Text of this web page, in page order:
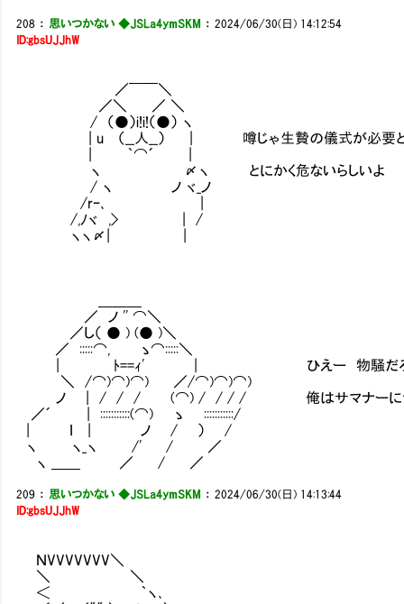
208 ： 思いつかない ◆JSLa4ymSKM ：2024/06/30(日) 14:12:54
ID:gbsUJJhW
／￣￣＼
／＼ ／ ＼
/ （●）i!i!（●） ヽ
| u （__人__） | 噂じゃ生贄の儀式が必要とかな
| ｀⌒´ |
ヽ 〆ヽ とにかく危ないらしいよ
/ ヽ ノ ヾ_ノ
/rｰ､ |
/,ﾉヾ ,> | /
ヽヽ〆| |
／ ノ '' ⌒＼
／し（ ● ) (● )＼
／ :::::⌒, ゝ⌒:::::＼
| ﾄ==ｨ' | ひえー 物騒だ
＼ /⌒)⌒)⌒) ／/⌒)⌒)⌒)
ノ | / / / (⌒) / / / / 俺はサマナーにジョブチ
／´ | :::::::::::(⌒) ゝ :::::::::::/
| ｌ | ノ / ） /
ヽ ヽ_ヽ /' / ／
ヽ ＿＿ ／ / ／
209 ： 思いつかない ◆JSLa4ymSKM ：2024/06/30(日) 14:13:44
ID:gbsUJJhW
ＮVVVVVVV＼
＼ ＼
＜ ｀ヽ､